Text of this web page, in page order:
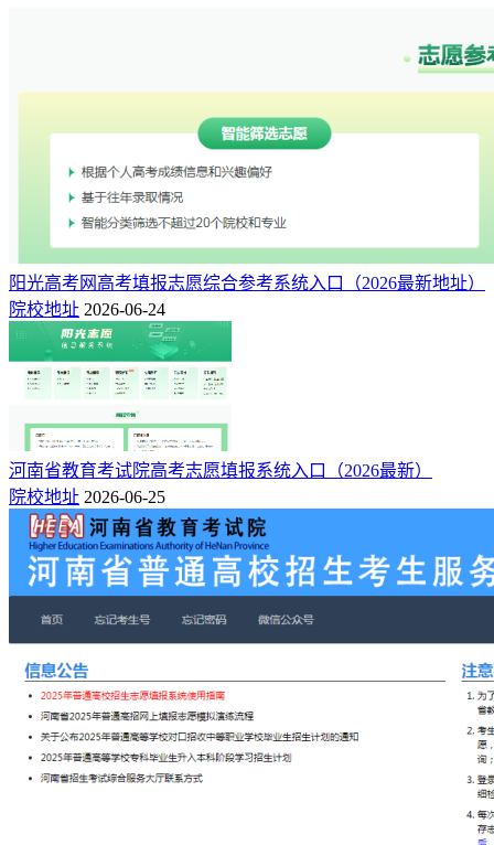
阳光高考网高考填报志愿综合参考系统入口（2026最新地址）
院校地址 2026-06-24
河南省教育考试院高考志愿填报系统入口（2026最新）
院校地址 2026-06-25